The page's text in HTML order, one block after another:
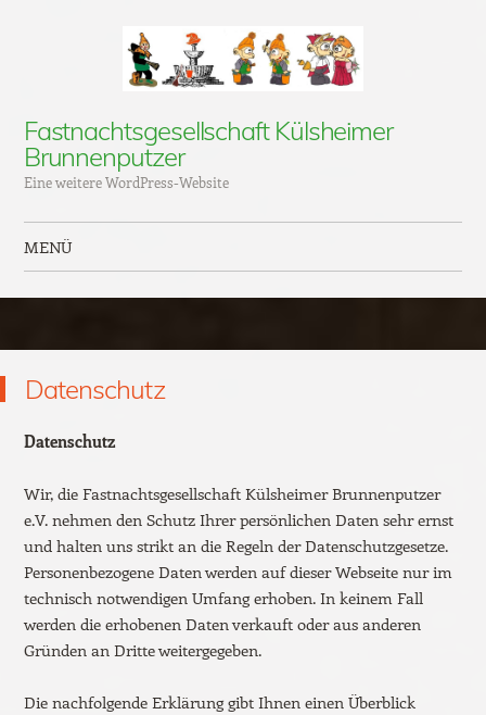
Fastnachtsgesellschaft Külsheimer
Brunnenputzer
Eine weitere WordPress-Website
MENÜ
Datenschutz
Datenschutz
Wir, die Fastnachtsgesellschaft Külsheimer Brunnenputzer
e.V. nehmen den Schutz Ihrer persönlichen Daten sehr ernst
und halten uns strikt an die Regeln der Datenschutzgesetze.
Personenbezogene Daten werden auf dieser Webseite nur im
technisch notwendigen Umfang erhoben. In keinem Fall
werden die erhobenen Daten verkauft oder aus anderen
Gründen an Dritte weitergegeben.
Die nachfolgende Erklärung gibt Ihnen einen Überblick